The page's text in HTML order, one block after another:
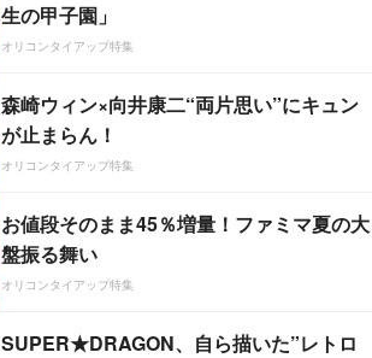
生の甲子園」
オリコンタイアップ特集
森崎ウィン×向井康二“両片思い”にキュン
が止まらん！
オリコンタイアップ特集
お値段そのまま45％増量！ファミマ夏の大
盤振る舞い
オリコンタイアップ特集
SUPER★DRAGON、自ら描いた”レトロ